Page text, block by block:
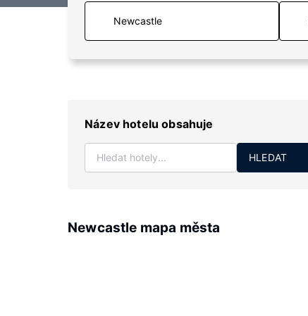
Název hotelu obsahuje
HLEDAT
Newcastle mapa města